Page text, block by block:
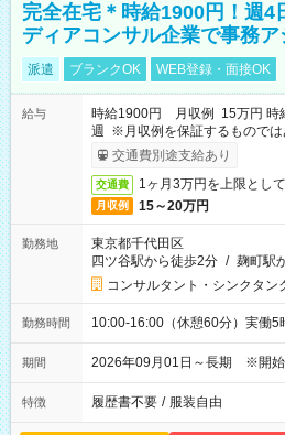
完全在宅＊時給1900円！週4
ディアコンサル企業で事務ア
派遣 ブランクOK WEB登録・面接OK
給与
時給1900円 月収例 15万円 時
週 ※月収例を保証するもので
ービス利用可（利用条件有）
交通費別途支給あり
交通費 1ヶ月3万円を上限とし
月収例 15～20万円
勤務地
東京都千代田区
四ツ谷駅から徒歩2分 / 麹町駅
コンサルタント・シンクタン
勤務時間 10:00-16:00（休憩60分）実働5
期間 2026年09月01日～長期 ※開
特徴 履歴書不要 / 服装自由